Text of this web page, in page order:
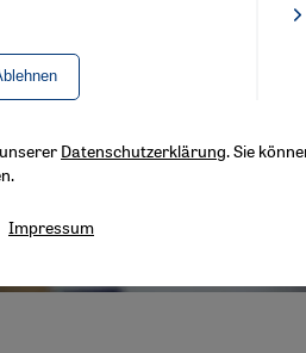
Datenschutzerklärung. Sie
Impressum